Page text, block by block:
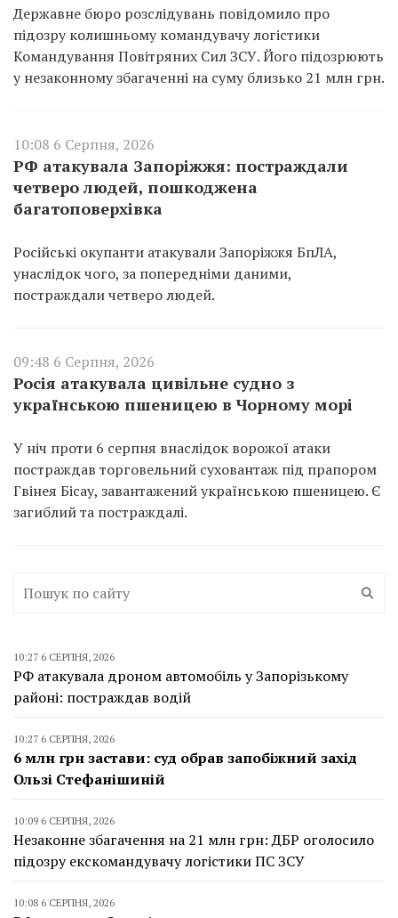
Державне бюро розслідувань повідомило про
підозру колишньому командувачу логістики
Командування Повітряних Сил ЗСУ. Його підозрюють
у незаконному збагаченні на суму близько 21 млн грн.
10:08 6 Серпня, 2026
РФ атакувала Запоріжжя: постраждали
четверо людей, пошкоджена
багатоповерхівка
Російські окупанти атакували Запоріжжя БпЛА,
унаслідок чого, за попередніми даними,
постраждали четверо людей.
09:48 6 Серпня, 2026
Росія атакувала цивільне судно з
українською пшеницею в Чорному морі
У ніч проти 6 серпня внаслідок ворожої атаки
постраждав торговельний суховантаж під прапором
Гвінея Бісау, завантажений українською пшеницею. Є
загиблий та постраждалі.
10:27 6 СЕРПНЯ, 2026
РФ атакувала дроном автомобіль у Запорізькому
районі: постраждав водій
10:27 6 СЕРПНЯ, 2026
6 млн грн застави: суд обрав запобіжний захід
Ользі Стефанішиній
10:09 6 СЕРПНЯ, 2026
Незаконне збагачення на 21 млн грн: ДБР оголосило
підозру екскомандувачу логістики ПС ЗСУ
10:08 6 СЕРПНЯ, 2026